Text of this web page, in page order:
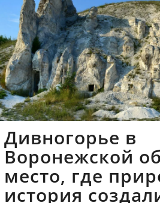
Дивногорье в
Воронежской
место, где
история